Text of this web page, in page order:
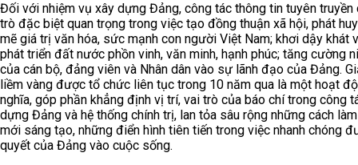
Đối với nhiệm vụ xây dựng Đảng, công tác thông tin tuyên truyền
trò đặc biệt quan trọng trong việc tạo đồng thuận xã hội, phát
mẽ giá trị văn hóa, sức mạnh con người Việt Nam; khơi dậy khát
phát triển đất nước phồn vinh, văn minh, hạnh phúc; tăng cường
của cán bộ, đảng viên và Nhân dân vào sự lãnh đạo của Đảng.
liềm vàng được tổ chức liên tục trong 10 năm qua là một hoạt
nghĩa, góp phần khẳng định vị trí, vai trò của báo chí trong công
dựng Đảng và hệ thống chính trị, lan tỏa sâu rộng những cách
mới sáng tạo, những điển hình tiên tiến trong việc nhanh chóng
quyết của Đảng vào cuộc sống.